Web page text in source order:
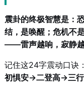
震卦的终极智慧是：
结，是唤醒；危机不
——雷声越响，寂静越
记住这24字震动口诀：
初惧安→二登高→三